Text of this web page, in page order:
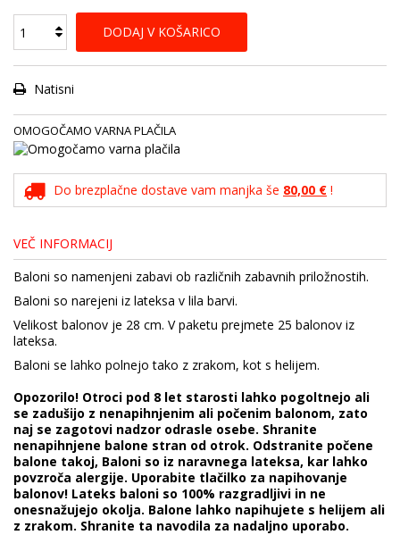
DODAJ V KOŠARICO
Natisni
OMOGOČAMO VARNA PLAČILA
Do brezplačne dostave vam manjka še 80,00 € !
VEČ INFORMACIJ
Baloni so namenjeni zabavi ob različnih zabavnih priložnostih.
Baloni so narejeni iz lateksa v lila barvi.
Velikost balonov je 28 cm. V paketu prejmete 25 balonov iz
lateksa.
Baloni se lahko polnejo tako z zrakom, kot s helijem.
Opozorilo! Otroci pod 8 let starosti lahko pogoltnejo ali
se zadušijo z nenapihnjenim ali počenim balonom, zato
naj se zagotovi nadzor odrasle osebe. Shranite
nenapihnjene balone stran od otrok. Odstranite počene
balone takoj, Baloni so iz naravnega lateksa, kar lahko
povzroča alergije. Uporabite tlačilko za napihovanje
balonov! Lateks baloni so 100% razgradljivi in ne
onesnažujejo okolja. Balone lahko napihujete s helijem ali
z zrakom. Shranite ta navodila za nadaljno uporabo.